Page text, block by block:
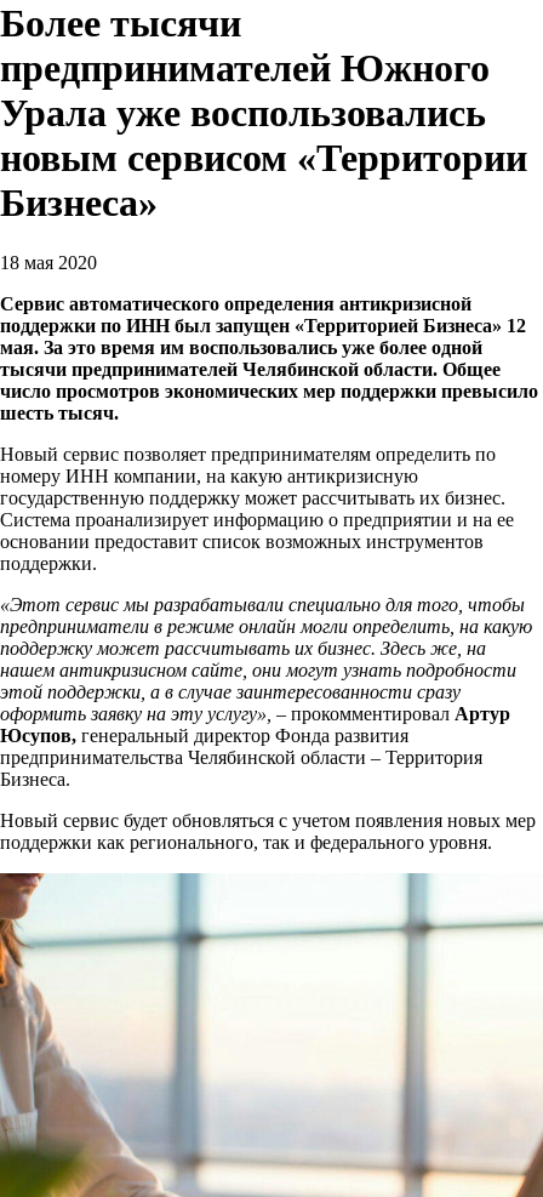
Более тысячи
предпринимателей Южного
Урала уже воспользовались
новым сервисом «Территории
Бизнеса»
18 мая 2020
Сервис автоматического определения антикризисной
поддержки по ИНН был запущен «Территорией Бизнеса» 12
мая. За это время им воспользовались уже более одной
тысячи предпринимателей Челябинской области. Общее
число просмотров экономических мер поддержки превысило
шесть тысяч.
Новый сервис позволяет предпринимателям определить по
номеру ИНН компании, на какую антикризисную
государственную поддержку может рассчитывать их бизнес.
Система проанализирует информацию о предприятии и на ее
основании предоставит список возможных инструментов
поддержки.
«Этот сервис мы разрабатывали специально для того, чтобы
предприниматели в режиме онлайн могли определить, на какую
поддержку может рассчитывать их бизнес. Здесь же, на
нашем антикризисном сайте, они могут узнать подробности
этой поддержки, а в случае заинтересованности сразу
оформить заявку на эту услугу», – прокомментировал Артур
Юсупов, генеральный директор Фонда развития
предпринимательства Челябинской области – Территория
Бизнеса.
Новый сервис будет обновляться с учетом появления новых мер
поддержки как регионального, так и федерального уровня.